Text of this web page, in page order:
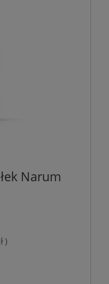
Narum
)